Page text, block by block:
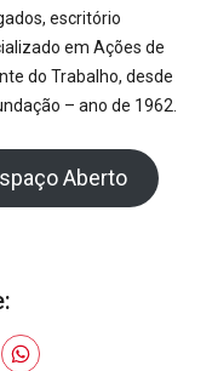
escritório
em Ações de
do Trabalho, desde
– ano de 1962.
Aberto